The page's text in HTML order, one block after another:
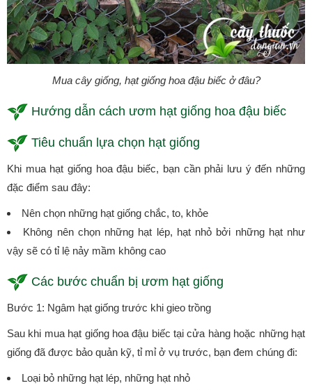
Mua cây giống, hạt giống hoa đậu biếc ở đâu?
Hướng dẫn cách ươm hạt giống hoa đậu biếc
Tiêu chuẩn lựa chọn hạt giống
Khi mua hạt giống hoa đậu biếc, bạn cần phải lưu ý đến những
đặc điểm sau đây:
Nên chọn những hạt giống chắc, to, khỏe
Không nên chọn những hạt lép, hạt nhỏ bởi những hạt như
vậy sẽ có tỉ lệ nảy mầm không cao
Các bước chuẩn bị ươm hạt giống
Bước 1: Ngâm hạt giống trước khi gieo trồng
Sau khi mua hạt giống hoa đậu biếc tại cửa hàng hoặc những hạt
giống đã được bảo quản kỹ, tỉ mỉ ở vụ trước, bạn đem chúng đi:
Loại bỏ những hạt lép, những hạt nhỏ